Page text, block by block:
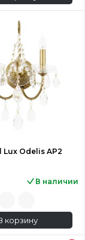
Lux Odelis AP2
В наличии
корзину